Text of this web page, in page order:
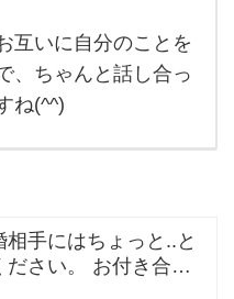
互いに自分のことを
、ちゃんと話し合っ
ね(^^)
手にはちょっと..と
お付き合い